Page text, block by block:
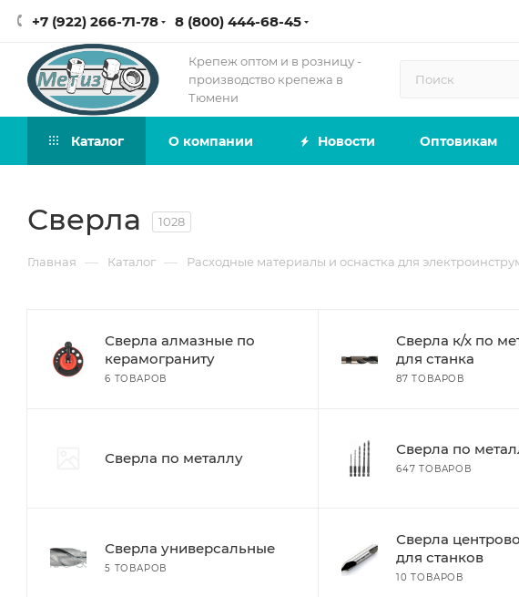
+7 (922) 266-71-78 8 (800) 444-68-45
Крепеж оптом и в розницу -
производство крепежа в
Тюмени
Каталог О компании Новости Оптовикам
Сверла 1028
Главная — Каталог — Расходные материалы и оснастка для
Сверла алмазные по
керамограниту
6 ТОВАРОВ
Сверла к/х по
для станка
87 ТОВАРОВ
Сверла по металлу
Сверла по
647 ТОВАРОВ
Сверла универсальные
5 ТОВАРОВ
Сверла
для станков
10 ТОВАРОВ